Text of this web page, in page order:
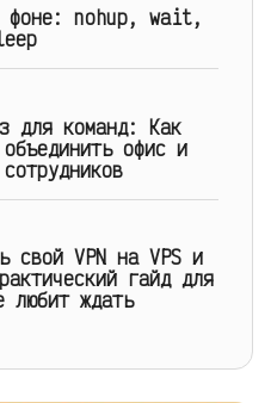
фоне: nohup, wait,
для команд: Как
офис и
свой VPN на VPS и
гайд для
любит ждать